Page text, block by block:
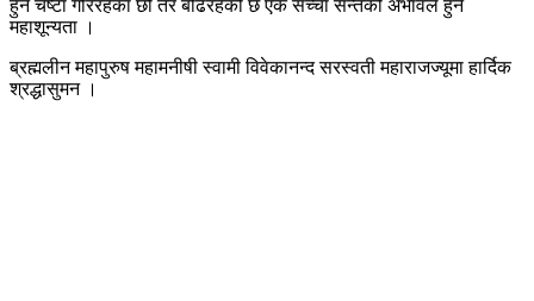
हुने चेष्टा गरिरहेका छौँ तर बढिरहेको छ एक सच्चा सन्तको अभावले हुने
महाशून्यता ।
ब्रह्मलीन महापुरुष महामनीषी स्वामी विवेकानन्द सरस्वती महाराजज्यूमा हार्दिक
श्रद्धासुमन ।